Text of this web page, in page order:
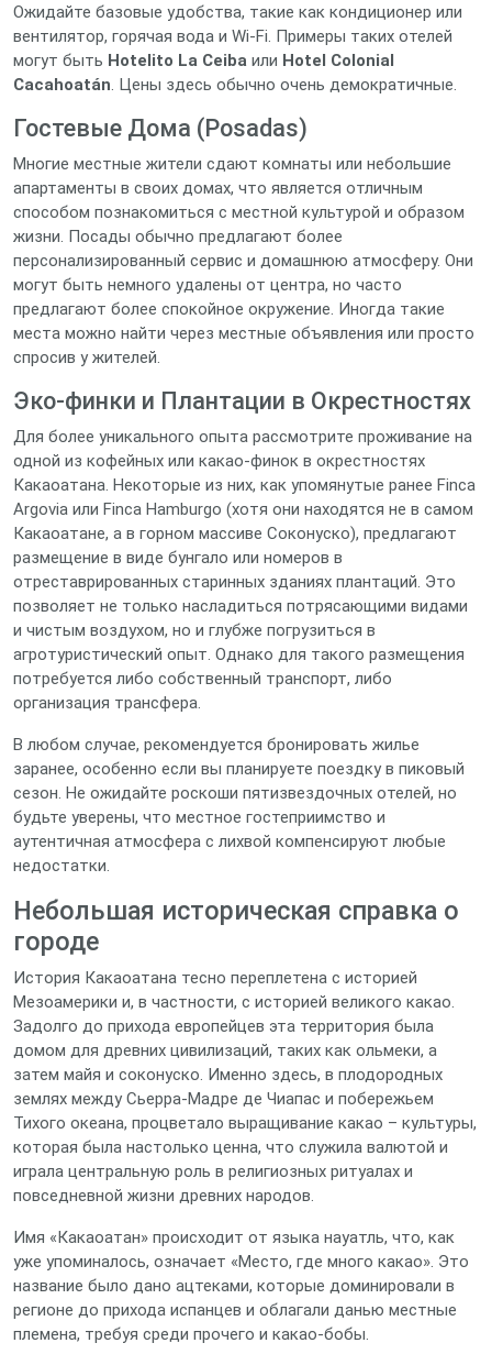
Ожидайте базовые удобства, такие как кондиционер или
вентилятор, горячая вода и Wi-Fi. Примеры таких отелей
могут быть Hotelito La Ceiba или Hotel Colonial
Cacahoatán. Цены здесь обычно очень демократичные.
Гостевые Дома (Posadas)
Многие местные жители сдают комнаты или небольшие
апартаменты в своих домах, что является отличным
способом познакомиться с местной культурой и образом
жизни. Посады обычно предлагают более
персонализированный сервис и домашнюю атмосферу. Они
могут быть немного удалены от центра, но часто
предлагают более спокойное окружение. Иногда такие
места можно найти через местные объявления или просто
спросив у жителей.
Эко-финки и Плантации в Окрестностях
Для более уникального опыта рассмотрите проживание на
одной из кофейных или какао-финок в окрестностях
Какаоатана. Некоторые из них, как упомянутые ранее Finca
Argovia или Finca Hamburgo (хотя они находятся не в самом
Какаоатане, а в горном массиве Соконуско), предлагают
размещение в виде бунгало или номеров в
отреставрированных старинных зданиях плантаций. Это
позволяет не только насладиться потрясающими видами
и чистым воздухом, но и глубже погрузиться в
агротуристический опыт. Однако для такого размещения
потребуется либо собственный транспорт, либо
организация трансфера.
В любом случае, рекомендуется бронировать жилье
заранее, особенно если вы планируете поездку в пиковый
сезон. Не ожидайте роскоши пятизвездочных отелей, но
будьте уверены, что местное гостеприимство и
аутентичная атмосфера с лихвой компенсируют любые
недостатки.
Небольшая историческая справка о
городе
История Какаоатана тесно переплетена с историей
Мезоамерики и, в частности, с историей великого какао.
Задолго до прихода европейцев эта территория была
домом для древних цивилизаций, таких как ольмеки, а
затем майя и соконуско. Именно здесь, в плодородных
землях между Сьерра-Мадре де Чиапас и побережьем
Тихого океана, процветало выращивание какао – культуры,
которая была настолько ценна, что служила валютой и
играла центральную роль в религиозных ритуалах и
повседневной жизни древних народов.
Имя «Какаоатан» происходит от языка науатль, что, как
уже упоминалось, означает «Место, где много какао». Это
название было дано ацтеками, которые доминировали в
регионе до прихода испанцев и облагали данью местные
племена, требуя среди прочего и какао-бобы.